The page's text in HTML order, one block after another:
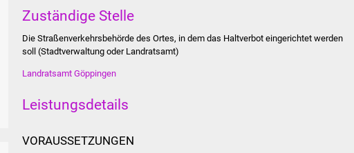
Zuständige Stelle
Die Straßenverkehrsbehörde des Ortes, in dem das Haltverbot eingerichtet werden
soll (Stadtverwaltung oder Landratsamt)
Landratsamt Göppingen
Leistungsdetails
VORAUSSETZUNGEN